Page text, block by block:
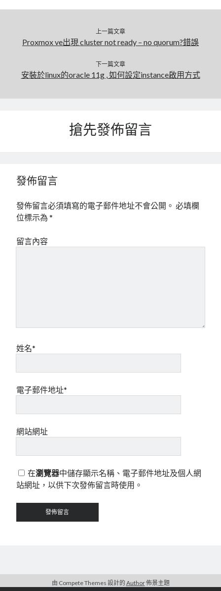
軟體介紹
上一篇文章
Proxmox ve出現 cluster not ready – no quorum?錯誤
下一篇文章
安裝於linux的oracle 11g , 如何設定instance啟用方式
搶先發佈留言
發佈留言
發佈留言必須填寫的電子郵件地址不會公開。 必填欄
位標示為*
留言內容
姓名*
電子郵件地址*
網站網址
在瀏覽器中儲存顯示名稱、電子郵件地址及個人網
站網址，以供下次發佈留言時使用。
由 Compete Themes 設計的 Author佈景主題